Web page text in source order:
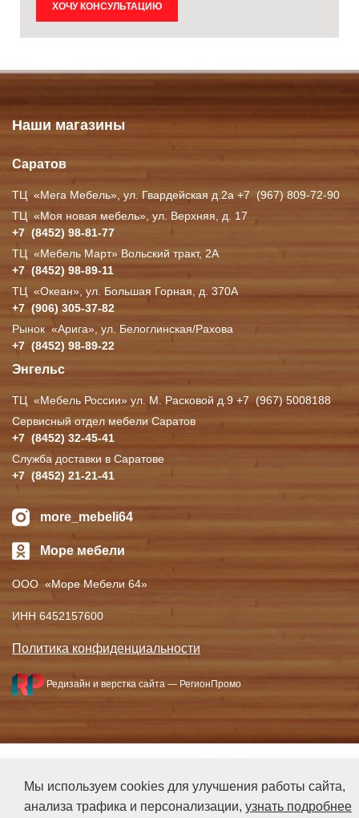
ХОЧУ КОНСУЛЬТАЦИЮ
Наши магазины
Саратов
ТЦ «Мега Мебель», ул. Гвардейская д.2а +7 (967) 809-72-90
ТЦ «Моя новая мебель», ул. Верхняя, д. 17
+7 (8452) 98-81-77
ТЦ «Мебель Март» Вольский тракт, 2А
+7 (8452) 98-89-11
ТЦ «Океан», ул. Большая Горная, д. 370А
+7 (906) 305-37-82
Рынок «Арига», ул. Белоглинская/Рахова
+7 (8452) 98-89-22
Энгельс
ТЦ «Мебель России» ул. М. Расковой д.9 +7 (967) 5008188
Сервисный отдел мебели Саратов
+7 (8452) 32-45-41
Служба доставки в Саратове
+7 (8452) 21-21-41
more_mebeli64
Море мебели
ООО «Море Мебели 64»
ИНН 6452157600
Политика конфиденциальности
Редизайн и верстка сайта — РегионПромо
Мы используем cookies для улучшения работы сайта,
анализа трафика и персонализации, узнать подробнее